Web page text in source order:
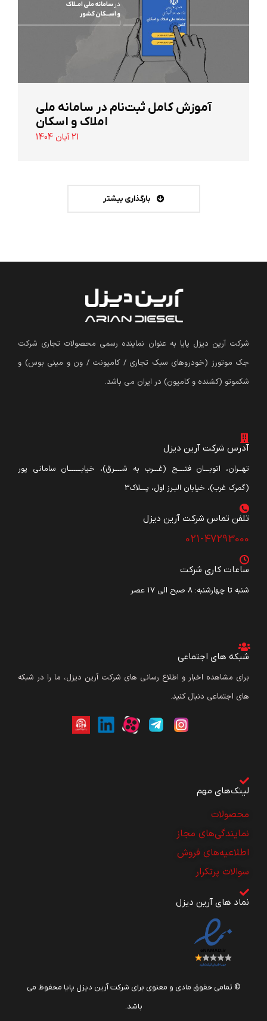
آموزش کامل ثبت‌نام در سامانه ملی
املاک و اسکان
21 آبان 1404
بارگذاری بیشتر
شرکت آرین دیزل پایا به عنوان نماینده رسمی محصولات تجاری شرکت
جک موتورز (خودروهای سبک تجاری / کامیونت / ون و مینی بوس) و
شکموتو (کشنده و کامیون) در ایران می باشد.
آدرس شرکت آرین دیزل
تهــران، اتوبـــان فتــــح (غـــرب به شــــرق)، خیابـــــــان سامانی پور
(گمرک غرب)، خیابان البـرز اول، پـــلاک3
تلفن تماس شرکت آرین دیزل​
021-47293000
ساعات کاری شرکت
شنبه تا چهارشنبه: ۸ صبح الی 17 عصر
شبکه های اجتماعی
برای مشاهده اخبار و اطلاع رسانی های شرکت آرین دیزل، ما را در شبکه
های اجتماعی دنبال کنید.
لینک‌های مهم
محصولات
نمایندگی‌های مجاز
اطلاعیه‌های فروش
سوالات پرتکرار
نماد های آرین دیزل
© تمامی حقوق مادی و معنوی برای شرکت آرین دیزل پایا محفوظ می
باشد.